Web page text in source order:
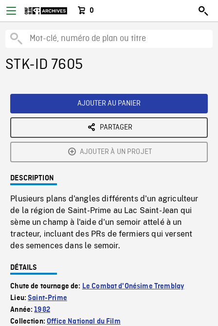
0
STK-ID 7605
AJOUTER AU PANIER
PARTAGER
AJOUTER À UN PROJET
DESCRIPTION
Plusieurs plans d'angles différents d'un agriculteur
de la région de Saint-Prime au Lac Saint-Jean qui
sème un champ à l'aide d'un semoir attelé à un
tracteur, incluant des PRs de fermiers qui versent
des semences dans le semoir.
DÉTAILS
Chute de tournage de: Le Combat d'Onésime Tremblay
Lieu:Saint-Prime
Année:1982
Collection:Office National du Film